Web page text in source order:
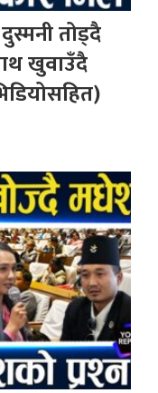
तोड्दै
खुवाउँदै